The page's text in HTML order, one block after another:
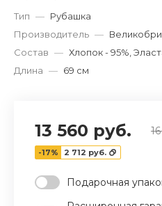
Тип — Рубашка
Производитель —
Состав — Хлопок - 95%,
Длина — 69 см
13 560 руб.
-17% 2 712 руб.
Подарочная